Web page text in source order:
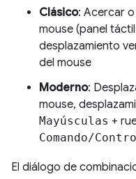
Clásico: Acercar
mouse (panel
desplazamiento
del mouse
Moderno:
mouse,
Mayúsculas +
Comando/
El diálogo de